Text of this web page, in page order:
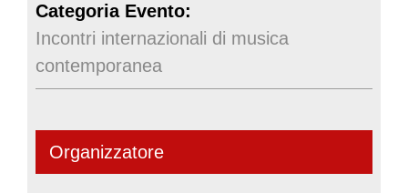
Categoria Evento:
Incontri internazionali di musica
contemporanea
Organizzatore